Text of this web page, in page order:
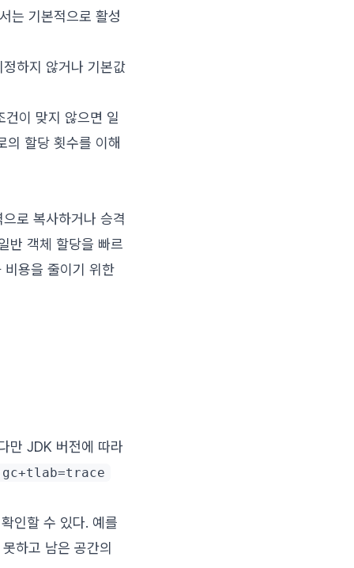
는 기본적으로 활성
하지 않거나 기본값
이 맞지 않으면 일
의 할당 횟수를 이해
로 복사하거나 승격
반 객체 할당을 빠르
용을 줄이기 위한
만 JDK 버전에 따라
인할 수 있다. 예를
하고 남은 공간의